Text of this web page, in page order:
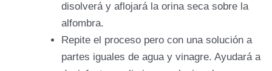
disolverá y aflojará la orina seca sobre la
alfombra.
Repite el proceso pero con una solución a
partes iguales de agua y vinagre. Ayudará a